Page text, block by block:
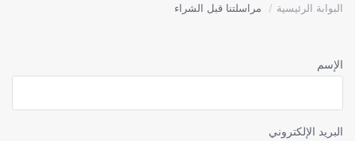
البوابة الرئيسية مراسلتنا قبل الشراء
الإسم
البريد الإلكتروني